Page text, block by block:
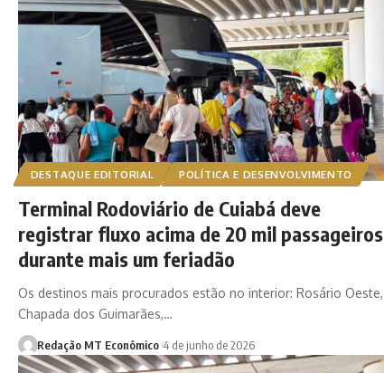
DESTAQUE EDITORIAL POLÍTICA E DESENVOLVIMENTO
Terminal Rodoviário de Cuiabá deve
registrar fluxo acima de 20 mil passageiros
durante mais um feriadão
Os destinos mais procurados estão no interior: Rosário Oeste,
Chapada dos Guimarães,…
Redação MT Econômico 4 de junho de 2026